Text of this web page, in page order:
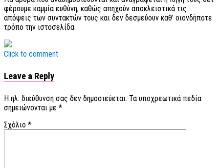
φέρουμε καμμία ευθύνη, καθώς απηχούν αποκλειστικά τις
απόψεις των συντακτών τους και δεν δεσμεύουν καθ’ οιονδήποτε
τρόπο την ιστοσελίδα.
Click to comment
Leave a Reply
Η ηλ. διεύθυνση σας δεν δημοσιεύεται. Τα υποχρεωτικά πεδία
σημειώνονται με *
Σχόλιο *